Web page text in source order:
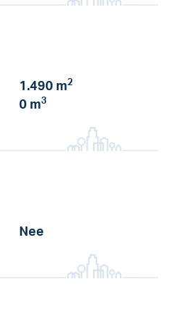
1.490 m2
0 m3
Nee